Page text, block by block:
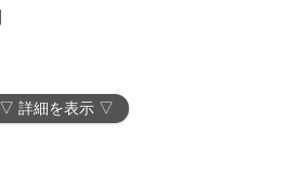
▽ 詳細を表示 ▽